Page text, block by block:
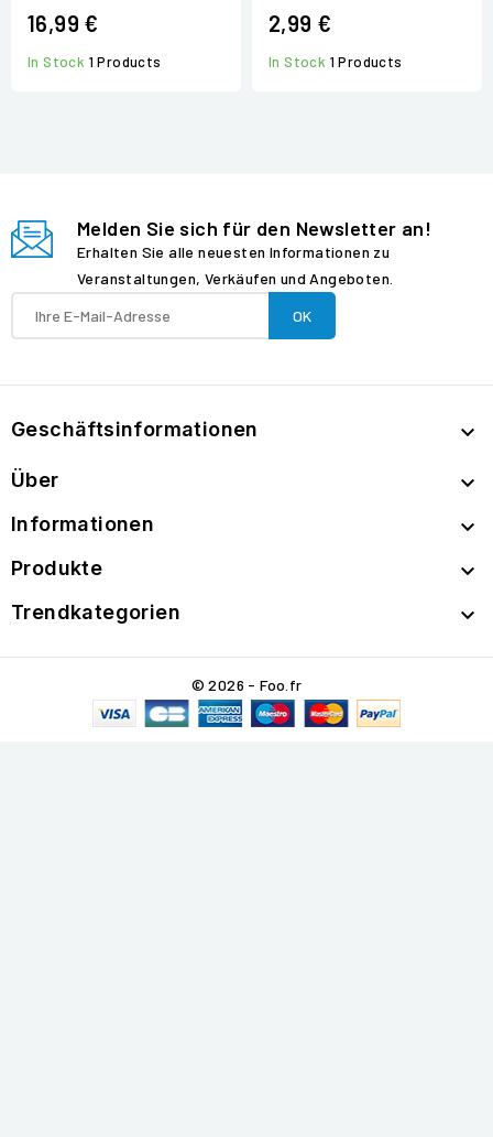
16,99 €
In Stock 1 Products
2,99 €
In Stock 1 Products
Melden Sie sich für den Newsletter an!
Erhalten Sie alle neuesten Informationen zu
Veranstaltungen, Verkäufen und Angeboten.
Geschäftsinformationen 
Über 
Informationen 
Produkte 
Trendkategorien 
© 2026 - Foo.fr